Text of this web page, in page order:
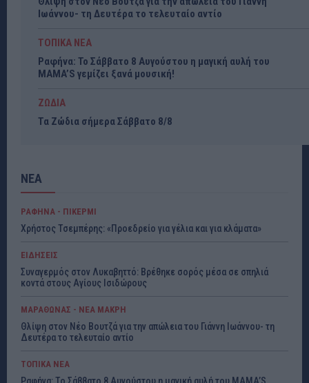
Ιωάννου- τη Δευτέρα το τελευταίο αντίο
ΤΟΠΙΚΑ ΝΕΑ
Ραφήνα: Το Σάββατο 8 Αυγούστου η μαγική αυλή του
MAMA’S γεμίζει ξανά μουσική!
ΖΩΔΙΑ
Τα Ζώδια σήμερα Σάββατο 8/8
ΝΕΑ
ΡΑΦΗΝΑ - ΠΙΚΕΡΜΙ
Χρήστος Τσεμπέρης: «Προεδρείο για γέλια και για κλάματα»
ΕΙΔΗΣΕΙΣ
Συναγερμός στον Λυκαβηττό: Βρέθηκε σορός μέσα σε σπηλιά
κοντά στους Αγίους Ισιδώρους
ΜΑΡΑΘΩΝΑΣ - ΝΕΑ ΜΑΚΡΗ
Θλίψη στον Νέο Βουτζά για την απώλεια του Γιάννη Ιωάννου- τη
Δευτέρα το τελευταίο αντίο
ΤΟΠΙΚΑ ΝΕΑ